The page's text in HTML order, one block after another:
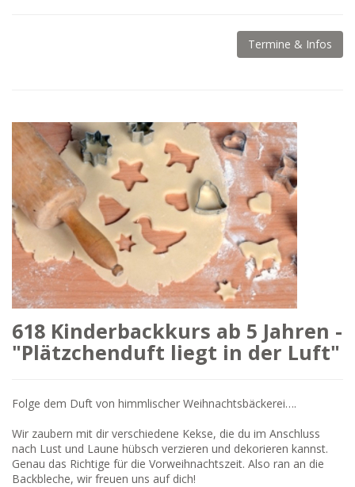
Termine & Infos
618 Kinderbackkurs ab 5 Jahren -
"Plätzchenduft liegt in der Luft"
Folge dem Duft von himmlischer Weihnachtsbäckerei….
Wir zaubern mit dir verschiedene Kekse, die du im Anschluss
nach Lust und Laune hübsch verzieren und dekorieren kannst.
Genau das Richtige für die Vorweihnachtszeit. Also ran an die
Backbleche, wir freuen uns auf dich!